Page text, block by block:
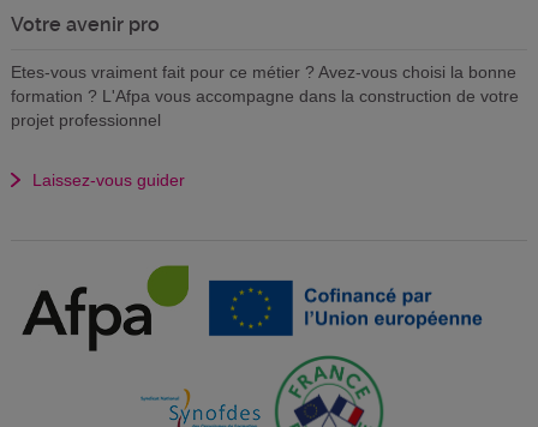
Votre avenir pro
Etes-vous vraiment fait pour ce métier ? Avez-vous choisi la bonne
formation ? L'Afpa vous accompagne dans la construction de votre
projet professionnel
Laissez-vous guider